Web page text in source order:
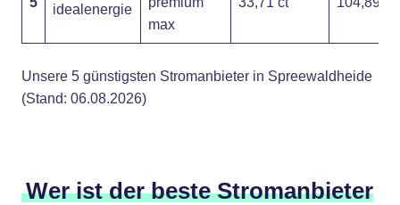
max
Unsere 5 günstigsten Stromanbieter in Spreewaldheide
(Stand: 06.08.2026)
Wer ist der beste Stromanbieter